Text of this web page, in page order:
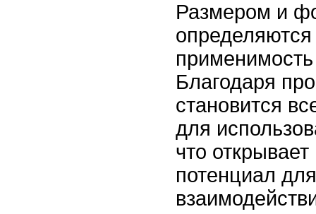
Размером и
Благодаря
становится
для
что
потенциал